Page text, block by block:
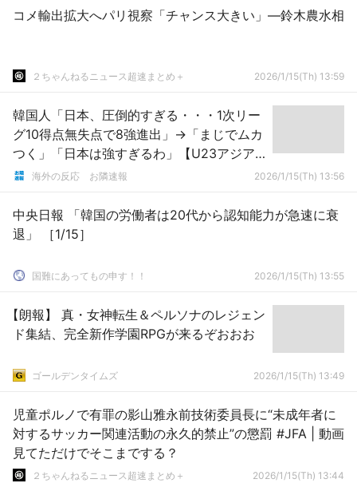
コメ輸出拡大へパリ視察「チャンス大きい」―鈴木農水相
２ちゃんねるニュース超速まとめ＋ 2026/1/15(Th) 13:59
韓国人「日本、圧倒的すぎる・・・1次リー
グ10得点無失点で8強進出」→「まじでムカ
つく」「日本は強すぎるわ」【U23アジア
杯 日本 2-0 カタール】
海外の反応 お隣速報 2026/1/15(Th) 13:56
中央日報 「韓国の労働者は20代から認知能力が急速に衰
退」 ［1/15］
国難にあってもの申す！！ 2026/1/15(Th) 13:55
【朗報】 真・女神転生＆ペルソナのレジェン
ド集結、完全新作学園RPGが来るぞおおお
ゴールデンタイムズ 2026/1/15(Th) 13:49
児童ポルノで有罪の影山雅永前技術委員長に“未成年者に
対するサッカー関連活動の永久的禁止”の懲罰 #JFA | 動画
見てただけでそこまでする？
２ちゃんねるニュース超速まとめ＋ 2026/1/15(Th) 13:44